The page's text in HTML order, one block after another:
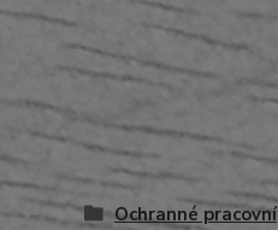
Ochranné pracovní